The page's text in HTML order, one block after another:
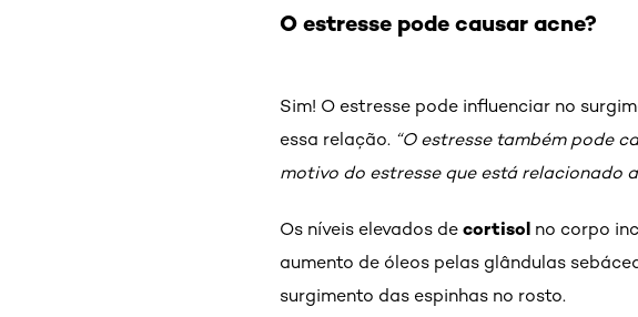
O estresse pode causar acne?
Sim! O estresse pode influenciar no
essa relação. “O estresse também pode
motivo do estresse que está relacionado
Os níveis elevados de cortisol no corpo
aumento de óleos pelas glândulas
surgimento das espinhas no rosto.